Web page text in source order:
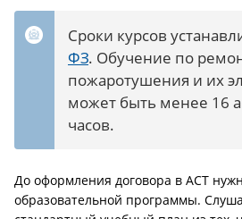
Сроки курсов
ФЗ. Обучение по
пожаротушения и их
может быть менее 16
часов.
До оформления договора в АСТ
образовательной программы.